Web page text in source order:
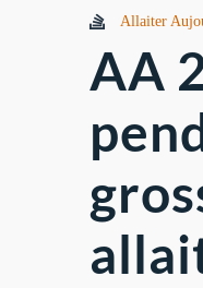
Allaiter
AA